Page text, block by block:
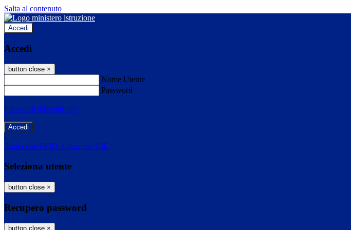
Salta al contenuto
Accedi
Accedi
button close ×
Nome Utente
Password
Password dimenticata?
-
Entra con SPID Entra con CIE
Seleziona utente
button close ×
Recupero password
button close ×